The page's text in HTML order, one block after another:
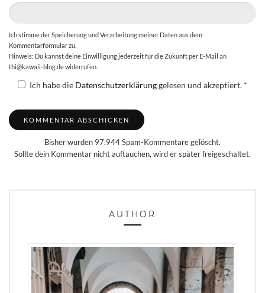
Ich stimme der Speicherung und Verarbeitung meiner Daten aus dem
Kommentarformular zu.
Hinweis: Du kannst deine Einwilligung jederzeit für die Zukunft per E-Mail an
thi@kawaii-blog.de widerrufen.
Ich habe die Datenschutzerklärunggelesen und akzeptiert. *
Bisher wurden 97.944 Spam-Kommentare gelöscht.
Sollte dein Kommentar nicht auftauchen, wird er später freigeschaltet.
AUTHOR